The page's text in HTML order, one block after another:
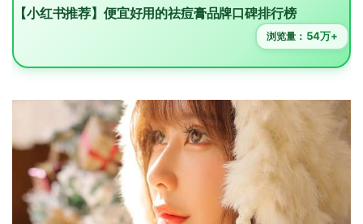
【小红书推荐】便宜好用的祛痘膏品牌口碑排行榜
浏览量： 54万+